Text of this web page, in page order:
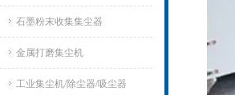
石墨粉末收集集尘器
金属打磨集尘机
工业集尘机/除尘器/吸尘器